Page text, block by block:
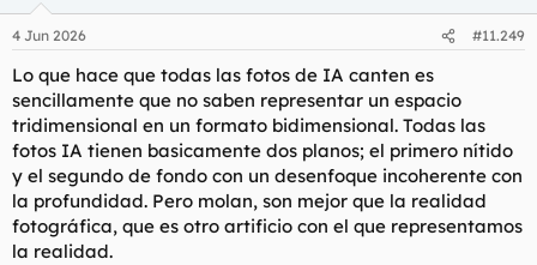
4 Jun 2026 #11.249
Lo que hace que todas las fotos de IA canten es
sencillamente que no saben representar un espacio
tridimensional en un formato bidimensional. Todas las
fotos IA tienen basicamente dos planos; el primero nítido
y el segundo de fondo con un desenfoque incoherente con
la profundidad. Pero molan, son mejor que la realidad
fotográfica, que es otro artificio con el que representamos
la realidad.